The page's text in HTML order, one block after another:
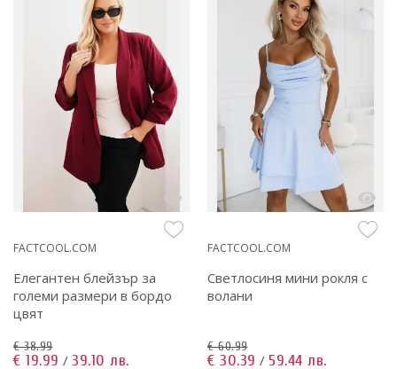
FACTCOOL.COM
Елегантен блейзър за
големи размери в бордо
цвят
€ 38.99
€ 19.99 / 39.10 лв.
FACTCOOL.COM
Светлосиня мини рокля с
волани
€ 60.99
€ 30.39 / 59.44 лв.